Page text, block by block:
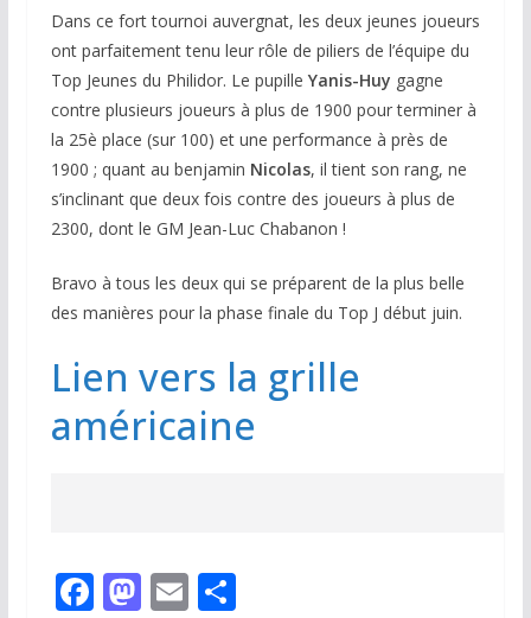
Dans ce fort tournoi auvergnat, les deux jeunes joueurs
ont parfaitement tenu leur rôle de piliers de l’équipe du
Top Jeunes du Philidor. Le pupille Yanis-Huy gagne
contre plusieurs joueurs à plus de 1900 pour terminer à
la 25è place (sur 100) et une performance à près de
1900 ; quant au benjamin Nicolas, il tient son rang, ne
s’inclinant que deux fois contre des joueurs à plus de
2300, dont le GM Jean-Luc Chabanon !
Bravo à tous les deux qui se préparent de la plus belle
des manières pour la phase finale du Top J début juin.
Lien vers la grille
américaine
F M E P